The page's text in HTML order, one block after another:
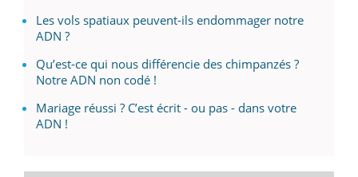
Les vols spatiaux peuvent-ils endommager notre
ADN ?
Qu’est-ce qui nous différencie des chimpanzés ?
Notre ADN non codé !
Mariage réussi ? C’est écrit - ou pas - dans votre
ADN !